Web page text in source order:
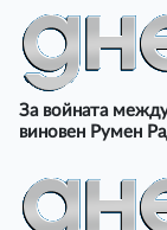
За войната
виновен Румен